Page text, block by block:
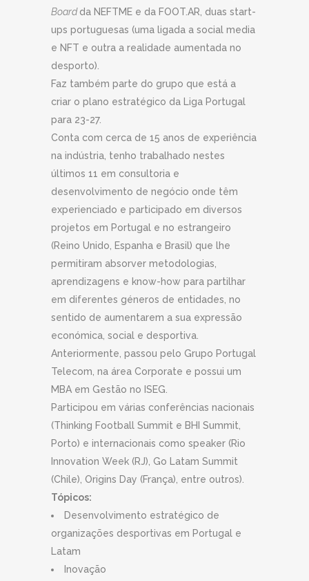
Boardda NEFTME e da FOOT.AR, duas start-
ups portuguesas (uma ligada a social media
e NFT e outra a realidade aumentada no
desporto).
Faz também parte do grupo que está a
criar o plano estratégico da Liga Portugal
para 23-27.
Conta com cerca de 15 anos de experiência
na indústria, tenho trabalhado nestes
últimos 11 em consultoria e
desenvolvimento de negócio onde têm
experienciado e participado em diversos
projetos em Portugal e no estrangeiro
(Reino Unido, Espanha e Brasil) que lhe
permitiram absorver metodologias,
aprendizagens e know-how para partilhar
em diferentes géneros de entidades, no
sentido de aumentarem a sua expressão
económica, social e desportiva.
Anteriormente, passou pelo Grupo Portugal
Telecom, na área Corporate e possui um
MBA em Gestão no ISEG.
Participou em várias conferências nacionais
(Thinking Football Summit e BHI Summit,
Porto) e internacionais como speaker (Rio
Innovation Week (RJ), Go Latam Summit
(Chile), Origins Day (França), entre outros).
Tópicos:
Desenvolvimento estratégico de
organizações desportivas em Portugal e
Latam
Inovação